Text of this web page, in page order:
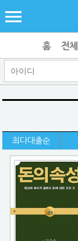
홈 전체
최다대출순